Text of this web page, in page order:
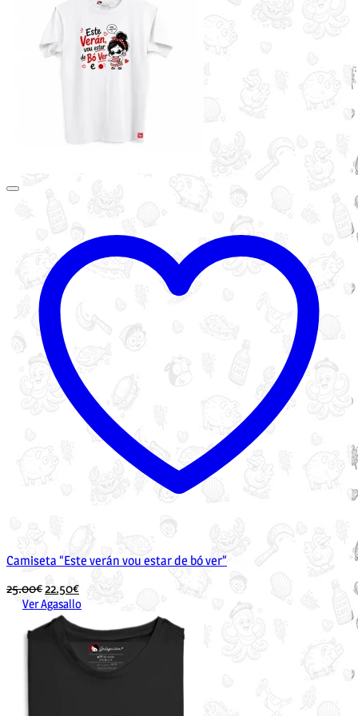
Camiseta “Este verán vou estar de bó ver”
25.00€O
prezo
orixinal
25.00€.
22.50€O
prezo
é:
22.50€.
Ver Agasallo
produto
opcións